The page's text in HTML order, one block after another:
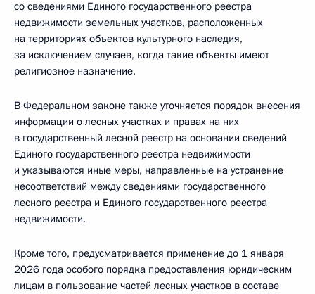
со сведениями Единого государственного реестра
недвижимости земельных участков, расположенных
на территориях объектов культурного наследия,
за исключением случаев, когда такие объекты имеют
религиозное назначение.
В Федеральном законе также уточняется порядок внесения
информации о лесных участках и правах на них
в государственный лесной реестр на основании сведений
Единого государственного реестра недвижимости
и указываются иные меры, направленные на устранение
несоответствий между сведениями государственного
лесного реестра и Единого государственного реестра
недвижимости.
Кроме того, предусматривается применение до 1 января
2026 года особого порядка предоставления юридическим
лицам в пользование частей лесных участков в составе